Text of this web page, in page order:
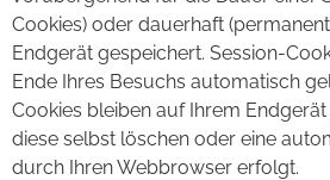
Cookies) oder dauerhaft
Endgerät gespeichert. Session-
Ende Ihres Besuchs automatisch
Cookies bleiben auf Ihrem
diese selbst löschen oder eine
durch Ihren Webbrowser erfolgt.